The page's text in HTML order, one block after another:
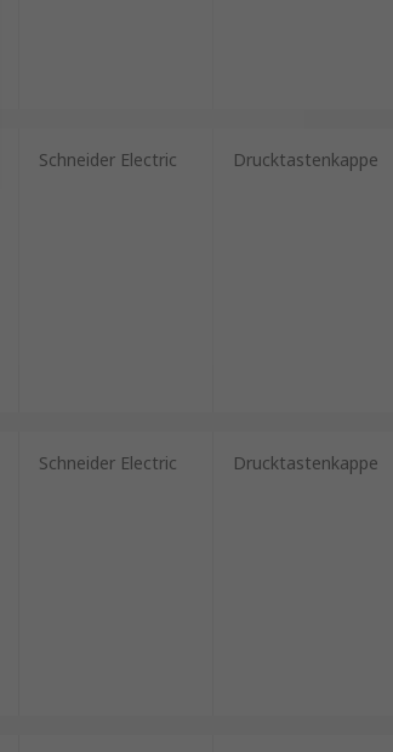
Schneider Electric Drucktastenkappe
Schneider Electric Drucktastenkappe